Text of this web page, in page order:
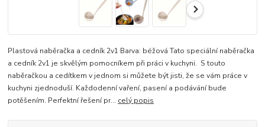
Plastová naběračka a cedník 2v1 Barva: béžová Tato speciální naběračka
a cedník 2v1 je skvělým pomocníkem při práci v kuchyni. S touto
naběračkou a cedítkem v jednom si můžete být jisti, že se vám práce v
kuchyni zjednoduší. Každodenní vaření, pasení a podávání bude
potěšením. Perfektní řešení pr... celý popis